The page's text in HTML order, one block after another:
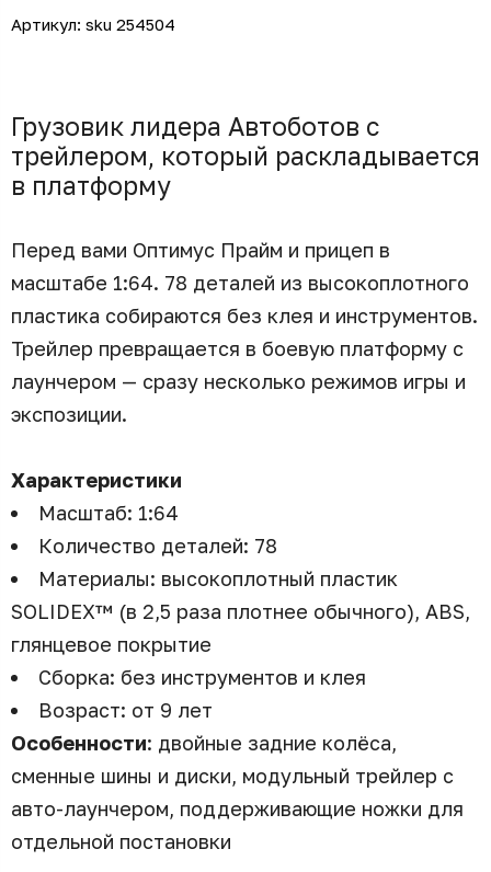
Артикул: sku 254504
Грузовик лидера Автоботов с
трейлером, который раскладывается
в платформу
Перед вами Оптимус Прайм и прицеп в
масштабе 1:64. 78 деталей из высокоплотного
пластика собираются без клея и инструментов.
Трейлер превращается в боевую платформу с
лаунчером — сразу несколько режимов игры и
экспозиции.
Характеристики
Масштаб: 1:64
Количество деталей: 78
Материалы: высокоплотный пластик
SOLIDEX™ (в 2,5 раза плотнее обычного), ABS,
глянцевое покрытие
Сборка: без инструментов и клея
Возраст: от 9 лет
Особенности: двойные задние колёса,
сменные шины и диски, модульный трейлер с
авто-лаунчером, поддерживающие ножки для
отдельной постановки